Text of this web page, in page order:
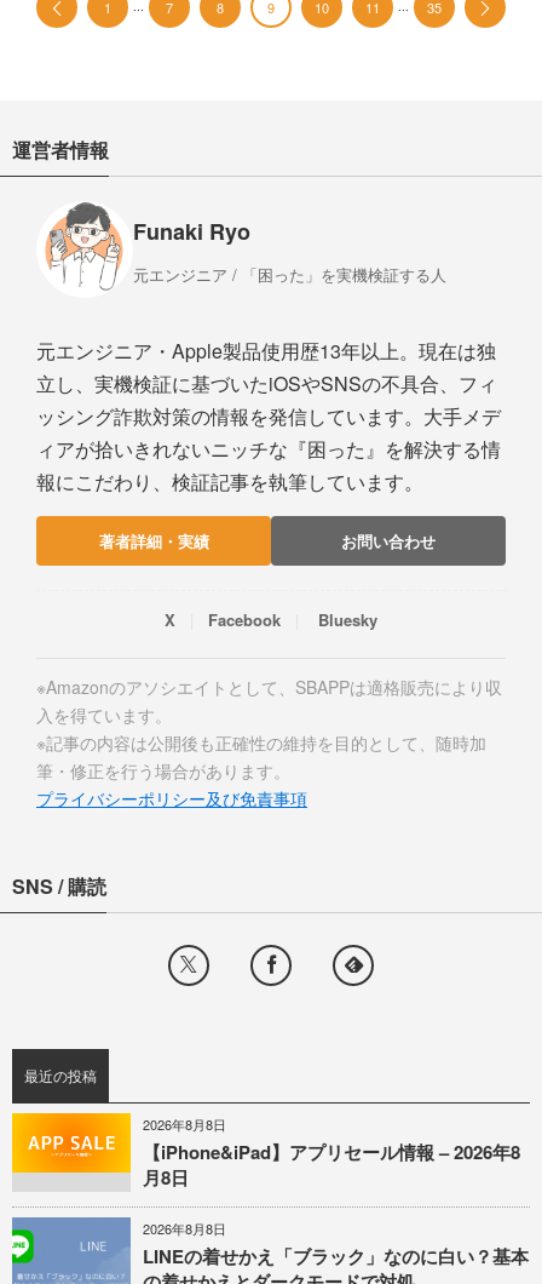
1 ... 7 8 9 10 11 ... 35
運営者情報
Funaki Ryo
元エンジニア / 「困った」を実機検証する人
元エンジニア・Apple製品使用歴13年以上。現在は独
立し、実機検証に基づいたiOSやSNSの不具合、フィ
ッシング詐欺対策の情報を発信しています。大手メデ
ィアが拾いきれないニッチな『困った』を解決する情
報にこだわり、検証記事を執筆しています。
著者詳細・実績 お問い合わせ
X Facebook Bluesky
※Amazonのアソシエイトとして、SBAPPは適格販売により収
入を得ています。
※記事の内容は公開後も正確性の維持を目的として、随時加
筆・修正を行う場合があります。
プライバシーポリシー及び免責事項
SNS / 購読
最近の投稿
2026年8月8日
【iPhone&iPad】アプリセール情報 – 2026年8
月8日
2026年8月8日
LINEの着せかえ「ブラック」なのに白い？基本